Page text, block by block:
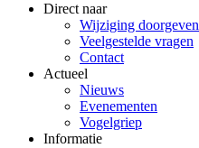
Direct naar
Wijziging doorgeven
Veelgestelde vragen
Contact
Actueel
Nieuws
Evenementen
Vogelgriep
Informatie